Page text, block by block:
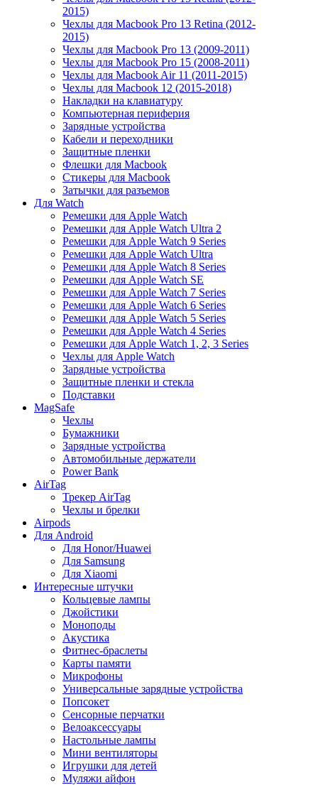
2015)
Чехлы для Macbook Pro 13 Retina (2012-
2015)
Чехлы для Macbook Pro 13 (2009-2011)
Чехлы для Macbook Pro 15 (2008-2011)
Чехлы для Macbook Air 11 (2011-2015)
Чехлы для Macbook 12 (2015-2018)
Накладки на клавиатуру
Компьютерная периферия
Зарядные устройства
Кабели и переходники
Защитные пленки
Флешки для Macbook
Стикеры для Macbook
Затычки для разъемов
Для Watch
Ремешки для Apple Watch
Ремешки для Apple Watch Ultra 2
Ремешки для Apple Watch 9 Series
Ремешки для Apple Watch Ultra
Ремешки для Apple Watch 8 Series
Ремешки для Apple Watch SE
Ремешки для Apple Watch 7 Series
Ремешки для Apple Watch 6 Series
Ремешки для Apple Watch 5 Series
Ремешки для Apple Watch 4 Series
Ремешки для Apple Watch 1, 2, 3 Series
Чехлы для Apple Watch
Зарядные устройства
Защитные пленки и стекла
Подставки
MagSafe
Чехлы
Бумажники
Зарядные устройства
Автомобильные держатели
Power Bank
AirTag
Трекер AirTag
Чехлы и брелки
Airpods
Для Android
Для Honor/Huawei
Для Samsung
Для Xiaomi
Интересные штучки
Кольцевые лампы
Джойстики
Моноподы
Акустика
Фитнес-браслеты
Карты памяти
Микрофоны
Универсальные зарядные устройства
Попсокет
Сенсорные перчатки
Велоаксессуары
Настольные лампы
Мини вентиляторы
Игрушки для детей
Муляжи айфон